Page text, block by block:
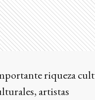
riqueza
artistas